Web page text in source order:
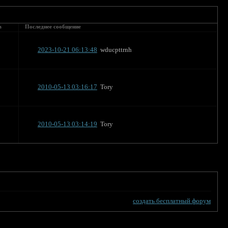
Последнее сообщение
2023-10-21 06:13:48 wducpttrnh
2010-05-13 03:16:17 Tory
2010-05-13 03:14:19 Tory
создать бесплатный форум